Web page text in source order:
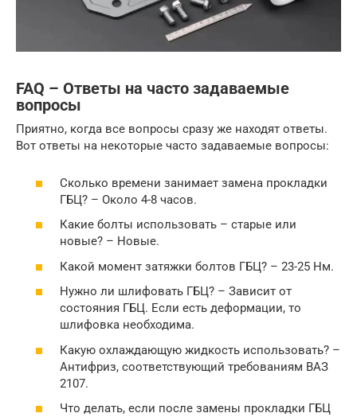
FAQ – Ответы на часто задаваемые
вопросы
Приятно, когда все вопросы сразу же находят ответы.
Вот ответы на некоторые часто задаваемые вопросы:
Сколько времени занимает замена прокладки
ГБЦ? – Около 4-8 часов.
Какие болты использовать – старые или
новые? – Новые.
Какой момент затяжки болтов ГБЦ? – 23-25 Нм.
Нужно ли шлифовать ГБЦ? – Зависит от
состояния ГБЦ. Если есть деформации, то
шлифовка необходима.
Какую охлаждающую жидкость использовать? –
Антифриз, соответствующий требованиям ВАЗ
2107.
Что делать, если после замены прокладки ГБЦ